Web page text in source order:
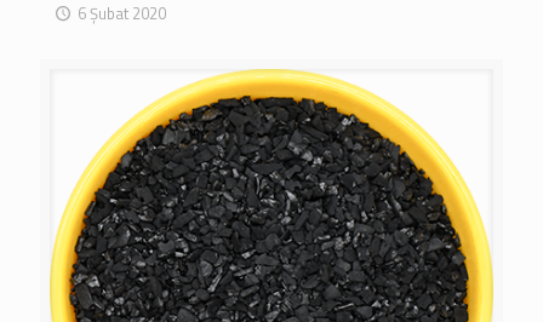
6 Şubat 2020